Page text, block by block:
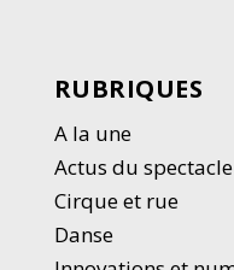
RUBRIQUES
A la une
Actus du spectacle
Cirque et rue
Danse